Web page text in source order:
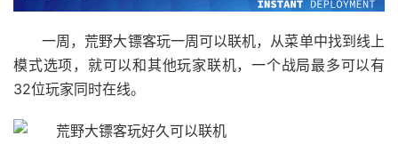
一周，荒野大镖客玩一周可以联机，从菜单中找到线上
模式选项，就可以和其他玩家联机，一个战局最多可以有
32位玩家同时在线。